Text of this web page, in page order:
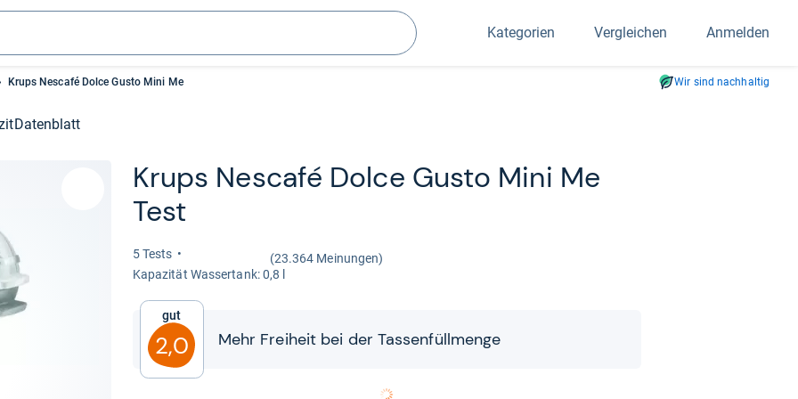
Suchen
Kategorien Vergleichen Anmelden
Krups Nescafé Dolce Gusto Mini Me Wir sind nachhaltig
Datenblatt
Krups Nes­café Dolce Gusto Mini Me
Test
5 Tests
(23.364 Meinungen)
Kapa­zi­tät Was­ser­tank: 0,8 l
Gut
2,0 Mehr Frei­heit bei der Tas­sen­füll­menge